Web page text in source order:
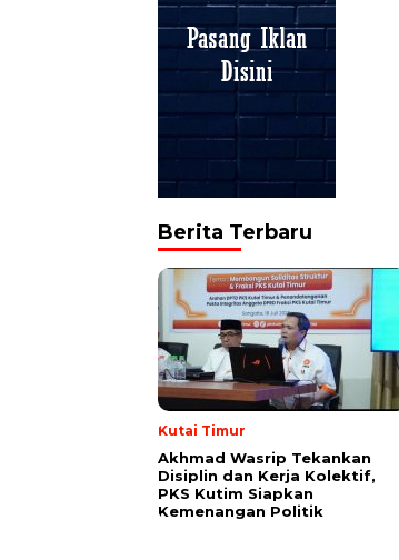
Berita Terbaru
Kutai Timur
Akhmad Wasrip Tekankan
Disiplin dan Kerja Kolektif,
PKS Kutim Siapkan
Kemenangan Politik